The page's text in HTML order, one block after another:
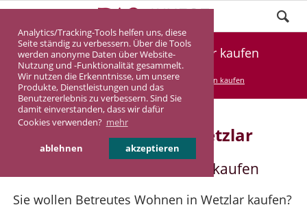
Analytics/Tracking-Tools helfen uns, diese
Seite ständig zu verbessern. Über die Tools
werden anonyme Daten über Website-
Nutzung und -Funktionalität gesammelt.
Wir nutzen die Erkenntnisse, um unsere
Produkte, Dienstleistungen und das
Benutzererlebnis zu verbessern. Sind Sie
damit einverstanden, dass wir dafür
Cookies verwenden? mehr
ablehnen akzeptieren
Betreutes Wohnen in Wetzlar kaufen
DASINVEST Service Betreutes Wohnen kaufen
Betreutes Wohnen in Wetzlar
Betreutes Wohnen in Wetzlar kaufen
Sie wollen Betreutes Wohnen in Wetzlar kaufen?